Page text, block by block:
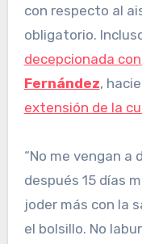
con respecto al
obligatorio.
decepcionada
Fernández,
extensión de la
“No me vengan a
después 15 días
joder más con la
el bolsillo. No